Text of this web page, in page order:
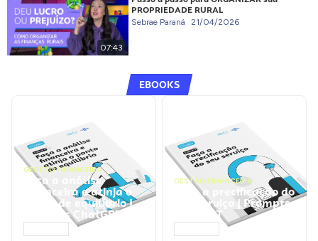
07:43
PROPRIEDADE RURAL
Sebrae Paraná 21/04/2026
EBOOKS
GESTÃO FINANCEIRA
Faça a análise
financeira e atinja o
ponto de equilíbrio |
Prompts ChatGPT
GESTÃO FINANCEIRA
Faça a precificação do
seu serviço | Prompts
ChatGPT